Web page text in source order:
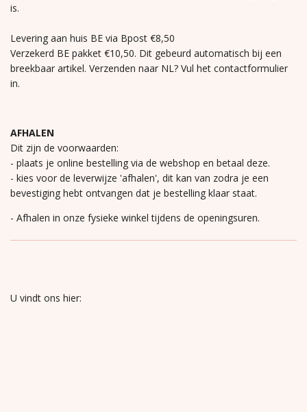
is.
Levering aan huis BE via Bpost €8,50
Verzekerd BE pakket €10,50. Dit gebeurd automatisch bij een
breekbaar artikel. Verzenden naar NL? Vul het contactformulier
in.
AFHALEN
Dit zijn de voorwaarden:
- plaats je online bestelling via de webshop en betaal deze.
- kies voor de leverwijze 'afhalen', dit kan van zodra je een
bevestiging hebt ontvangen dat je bestelling klaar staat.
- Afhalen in onze fysieke winkel tijdens de openingsuren.
U vindt ons hier: